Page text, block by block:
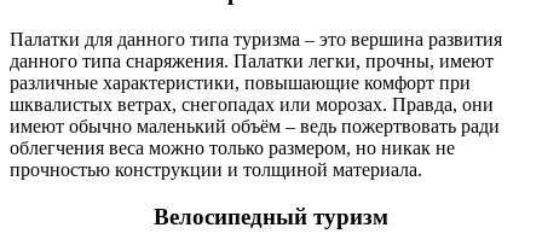
Палатки для данного типа туризма – это вершина развития
данного типа снаряжения. Палатки легки, прочны, имеют
различные характеристики, повышающие комфорт при
шквалистых ветрах, снегопадах или морозах. Правда, они
имеют обычно маленький объём – ведь пожертвовать ради
облегчения веса можно только размером, но никак не
прочностью конструкции и толщиной материала.
Велосипедный туризм